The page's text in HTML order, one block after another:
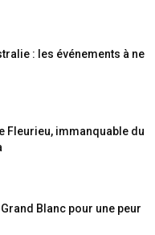
: les événements à ne
Fleurieu, immanquable du
Blanc pour une peur